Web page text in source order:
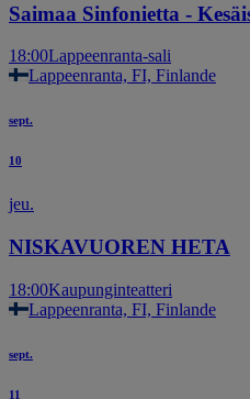
Saimaa Sinfonietta -
18:00Lappeenranta-sali
Lappeenranta, FI, Finlande
sept.
10
jeu.
NISKAVUOREN HETA
18:00Kaupunginteatteri
Lappeenranta, FI, Finlande
sept.
11